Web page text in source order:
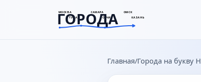
МОСКВА САМАРА ОМСК
ТУЛА СОЧИ КАЗАНЬ
ГОРОДА
goroda-na.ru
Главная Города на букву Н